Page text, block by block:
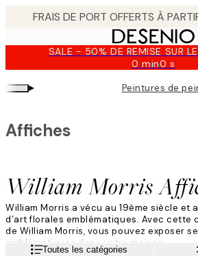
content.SALE - 50% DE REMISE SUR
0 min0 s
Valable
jusqu'au
:
▸ Peintures de
William Morris
Affiches
William Morris a vécu au 19ème siècle et
d’art florales emblématiques. Avec cette
de William Morris, vous pouvez exposer
emblématiques dans votre maison.
Lire la suiteToutes les catégories